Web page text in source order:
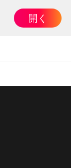
開く